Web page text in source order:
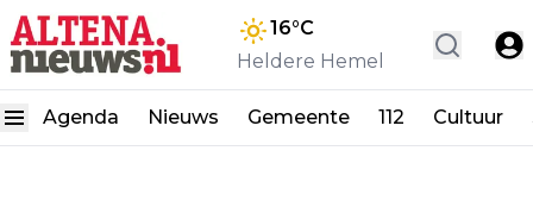
16°C
Heldere Hemel
Agenda Nieuws Gemeente 112 Cultuur